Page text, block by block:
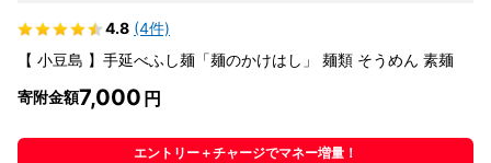
4.8 (4件)
【 小豆島 】手延べふし麺「麺のかけはし」 麺類 そうめん 素麺
寄附金額7,000
エントリー＋チャージでマネー増量！